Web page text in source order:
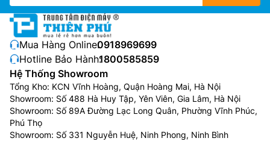
Mua Hàng Online:0918969699
Hotline Bảo Hành:1800585859
Hệ Thống Showroom
Tổng Kho: KCN Vĩnh Hoàng, Quận Hoàng Mai, Hà Nội
Showroom: Số 488 Hà Huy Tập, Yên Viên, Gia Lâm, Hà Nội
Showroom: Số 89A Đường Lạc Long Quân, Phường Vĩnh Phúc,
Phú Thọ
Showroom: Số 331 Nguyễn Huệ, Ninh Phong, Ninh Bình